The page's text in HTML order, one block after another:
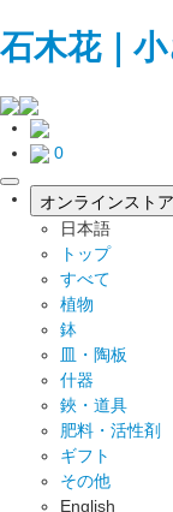
石木花｜
0
toggle
navigation
オンラインストア
日本語
トップ
すべて
植物
鉢
皿・陶板
什器
鋏・道具
肥料・活性剤
ギフト
その他
English